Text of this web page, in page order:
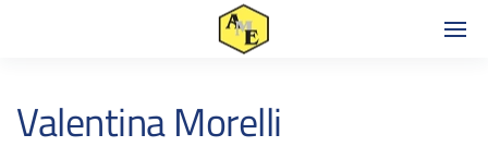
Valentina Morelli